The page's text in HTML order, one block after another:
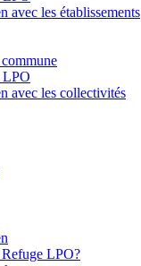
avec les établissements
LPO
avec les collectivités
LPO?